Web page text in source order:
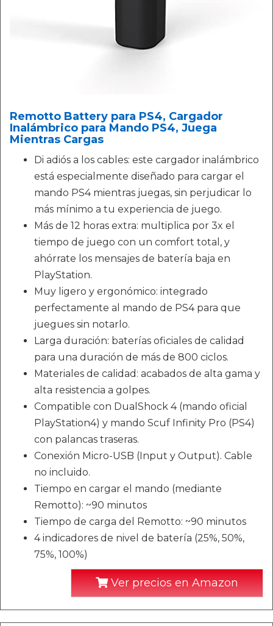
Remotto Battery para PS4, Cargador
Inalámbrico para Mando PS4, Juega
Mientras Cargas
Di adiós a los cables: este cargador inalámbrico
está especialmente diseñado para cargar el
mando PS4 mientras juegas, sin perjudicar lo
más mínimo a tu experiencia de juego.
Más de 12 horas extra: multiplica por 3x el
tiempo de juego con un comfort total, y
ahórrate los mensajes de batería baja en
PlayStation.
Muy ligero y ergonómico: integrado
perfectamente al mando de PS4 para que
juegues sin notarlo.
Larga duración: baterías oficiales de calidad
para una duración de más de 800 ciclos.
Materiales de calidad: acabados de alta gama y
alta resistencia a golpes.
Compatible con DualShock 4 (mando oficial
PlayStation4) y mando Scuf Infinity Pro (PS4)
con palancas traseras.
Conexión Micro-USB (Input y Output). Cable
no incluido.
Tiempo en cargar el mando (mediante
Remotto): ~90 minutos
Tiempo de carga del Remotto: ~90 minutos
4 indicadores de nivel de batería (25%, 50%,
75%, 100%)
Ver precios en Amazon